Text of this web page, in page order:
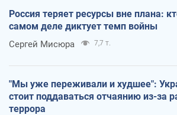
Россия теряет ресурсы вне плана:
самом деле диктует темп войны
Сергей Мисюра 7,7 т.
"Мы уже переживали и худшее":
стоит поддаваться отчаянию из-за
террора